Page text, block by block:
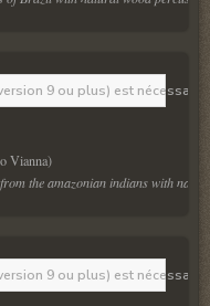
9 ou plus) est
2:45 (OC Banks/Joao Velloso Vianna)
the amazonian indians with
9 ou plus) est